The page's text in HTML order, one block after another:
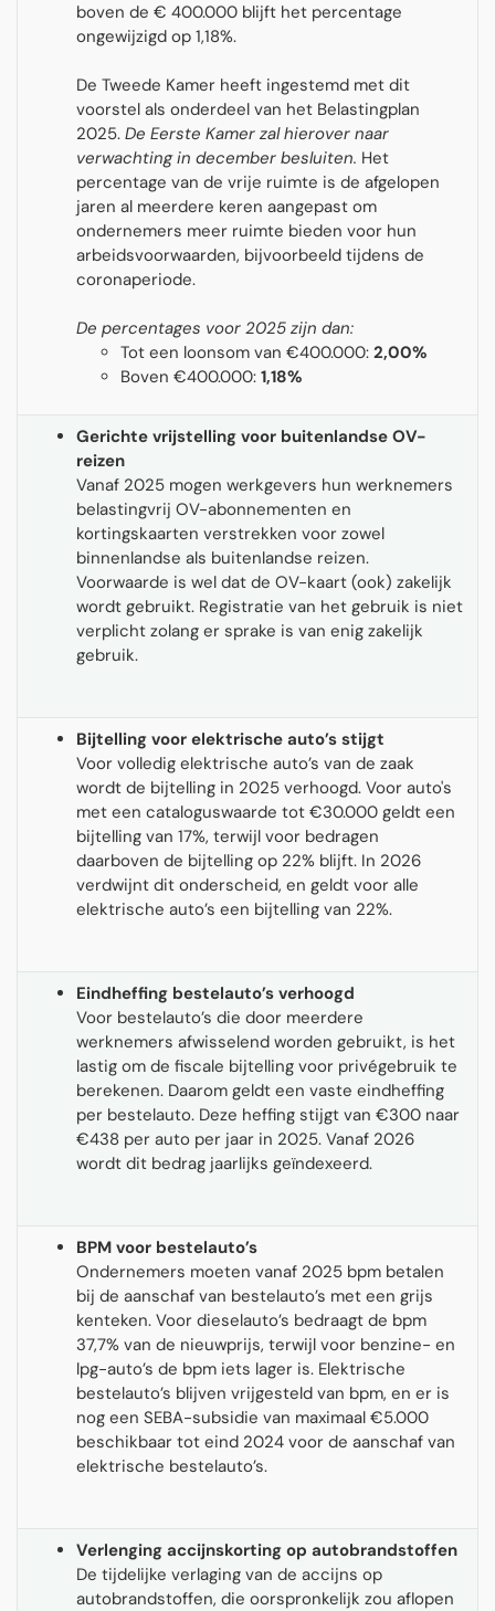
boven de € 400.000 blijft het percentage
ongewijzigd op 1,18%.
De Tweede Kamer heeft ingestemd met dit
voorstel als onderdeel van het Belastingplan
2025. De Eerste Kamer zal hierover naar
verwachting in december besluiten. Het
percentage van de vrije ruimte is de afgelopen
jaren al meerdere keren aangepast om
ondernemers meer ruimte bieden voor hun
arbeidsvoorwaarden, bijvoorbeeld tijdens de
coronaperiode.
De percentages voor 2025 zijn dan:
Tot een loonsom van €400.000: 2,00%
Boven €400.000: 1,18%
Gerichte vrijstelling voor buitenlandse OV-
reizen
Vanaf 2025 mogen werkgevers hun werknemers
belastingvrij OV-abonnementen en
kortingskaarten verstrekken voor zowel
binnenlandse als buitenlandse reizen.
Voorwaarde is wel dat de OV-kaart (ook) zakelijk
wordt gebruikt. Registratie van het gebruik is niet
verplicht zolang er sprake is van enig zakelijk
gebruik.
Bijtelling voor elektrische auto’s stijgt
Voor volledig elektrische auto’s van de zaak
wordt de bijtelling in 2025 verhoogd. Voor auto's
met een cataloguswaarde tot €30.000 geldt een
bijtelling van 17%, terwijl voor bedragen
daarboven de bijtelling op 22% blijft. In 2026
verdwijnt dit onderscheid, en geldt voor alle
elektrische auto’s een bijtelling van 22%.
Eindheffing bestelauto’s verhoogd
Voor bestelauto’s die door meerdere
werknemers afwisselend worden gebruikt, is het
lastig om de fiscale bijtelling voor privégebruik te
berekenen. Daarom geldt een vaste eindheffing
per bestelauto. Deze heffing stijgt van €300 naar
€438 per auto per jaar in 2025. Vanaf 2026
wordt dit bedrag jaarlijks geïndexeerd.
BPM voor bestelauto’s
Ondernemers moeten vanaf 2025 bpm betalen
bij de aanschaf van bestelauto’s met een grijs
kenteken. Voor dieselauto’s bedraagt de bpm
37,7% van de nieuwprijs, terwijl voor benzine- en
lpg-auto’s de bpm iets lager is. Elektrische
bestelauto’s blijven vrijgesteld van bpm, en er is
nog een SEBA-subsidie van maximaal €5.000
beschikbaar tot eind 2024 voor de aanschaf van
elektrische bestelauto’s.
Verlenging accijnskorting op autobrandstoffen
De tijdelijke verlaging van de accijns op
autobrandstoffen, die oorspronkelijk zou aflopen